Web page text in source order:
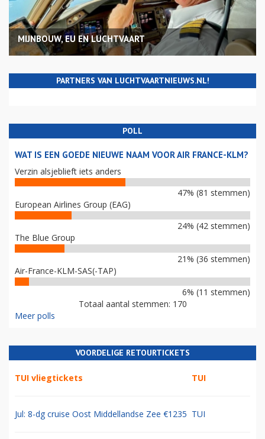
MIJNBOUW, EU EN LUCHTVAART
PARTNERS VAN LUCHTVAARTNIEUWS.NL!
POLL
WAT IS EEN GOEDE NIEUWE NAAM VOOR AIR FRANCE-KLM?
Verzin alsjeblieft iets anders
47% (81 stemmen)
European Airlines Group (EAG)
24% (42 stemmen)
The Blue Group
21% (36 stemmen)
Air-France-KLM-SAS(-TAP)
6% (11 stemmen)
Totaal aantal stemmen: 170
Meer polls
VOORDELIGE RETOURTICKETS
TUI vliegtickets TUI
Jul: 8-dg cruise Oost Middellandse Zee €1235 TUI